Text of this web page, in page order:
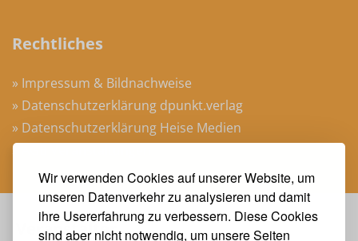
Wir verwenden Cookies auf unserer Website, um
unseren Datenverkehr zu analysieren und damit
ihre Usererfahrung zu verbessern. Diese Cookies
sind aber nicht notwendig, um unsere Seiten
Rechtliches
» Impressum & Bildnachweise
» Datenschutzerklärung dpunkt.verlag
» Datenschutzerklärung Heise Medien
» AGB Veranstaltungen
Veranstalter